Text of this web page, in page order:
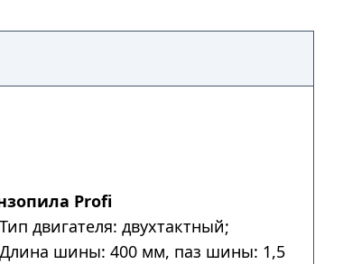
Profi
Тип двигателя: двухтактный;
Длина шины: 400 мм, паз шины: 1,5